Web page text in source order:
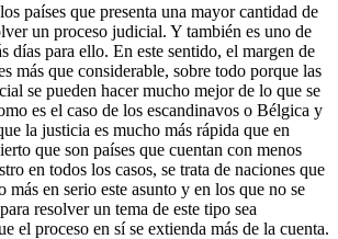
países que presenta una mayor cantidad de
un proceso judicial. Y también es uno de
días para ello. En este sentido, el margen de
más que considerable, sobre todo porque las
se pueden hacer mucho mejor de lo que se
es el caso de los escandinavos o Bélgica y
la justicia es mucho más rápida que en
que son países que cuentan con menos
en todos los casos, se trata de naciones que
más en serio este asunto y en los que no se
resolver un tema de este tipo sea
el proceso en sí se extienda más de la cuenta.